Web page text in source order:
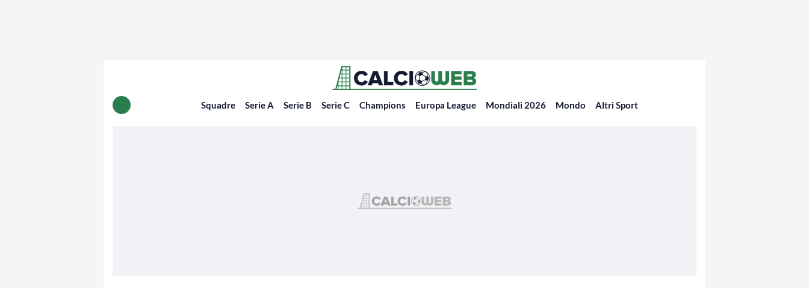
Squadre Serie A Serie B Serie C Champions Europa League Mondiali 2026 Mondo Altri Sport